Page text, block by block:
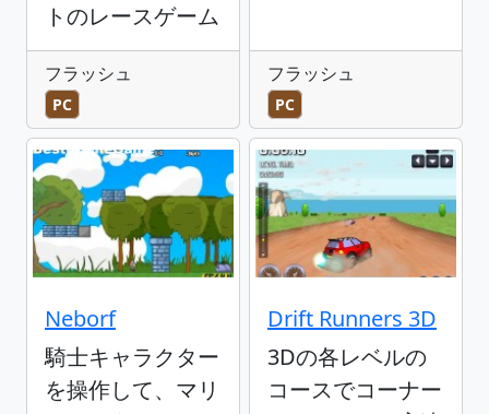
トのレースゲーム
フラッシュ
PC
フラッシュ
PC
Neborf
騎士キャラクター
を操作して、マリ
Drift Runners 3D
3Dの各レベルの
コースでコーナー